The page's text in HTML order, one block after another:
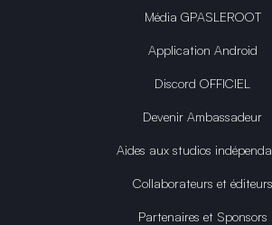
Média GPASLEROOT
Application Android
Discord OFFICIEL
Devenir Ambassadeur
Aides aux studios
Collaborateurs et éditeurs
Partenaires et Sponsors